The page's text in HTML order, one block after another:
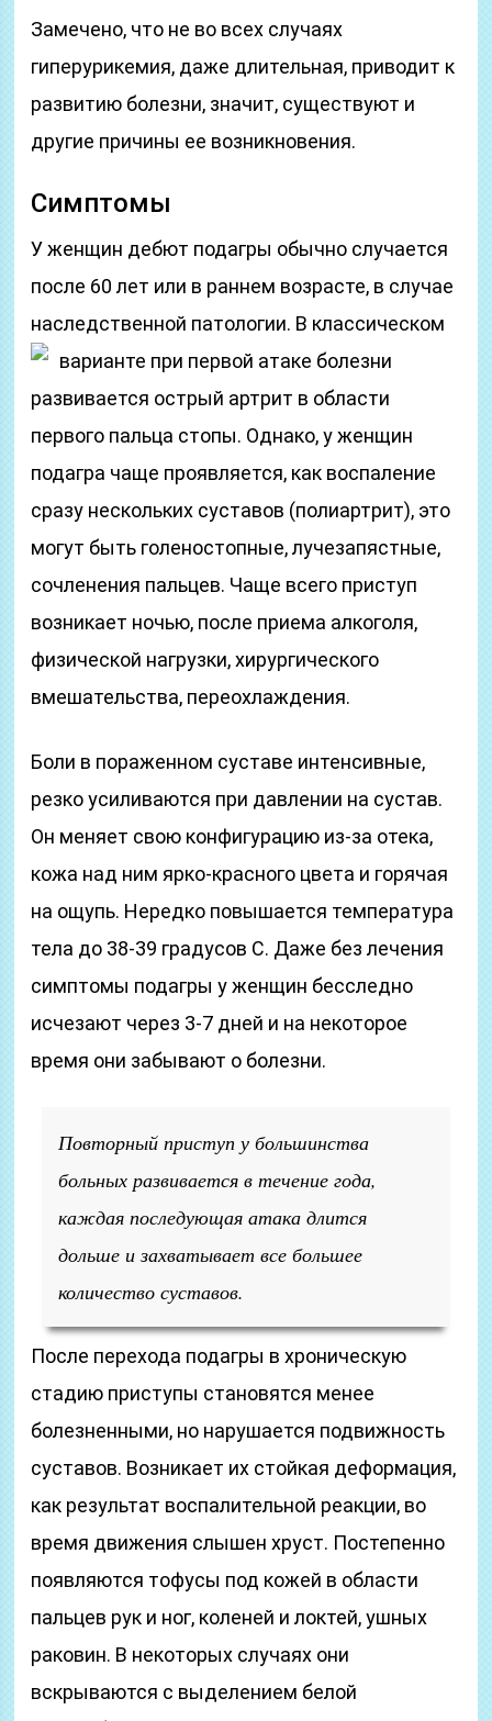
Замечено, что не во всех случаях
гиперурикемия, даже длительная, приводит к
развитию болезни, значит, существуют и
другие причины ее возникновения.
Симптомы
У женщин дебют подагры обычно случается
после 60 лет или в раннем возрасте, в случае
наследственной патологии. В классическом
варианте при первой атаке болезни
развивается острый артрит в области
первого пальца стопы. Однако, у женщин
подагра чаще проявляется, как воспаление
сразу нескольких суставов (полиартрит), это
могут быть голеностопные, лучезапястные,
сочленения пальцев. Чаще всего приступ
возникает ночью, после приема алкоголя,
физической нагрузки, хирургического
вмешательства, переохлаждения.
Боли в пораженном суставе интенсивные,
резко усиливаются при давлении на сустав.
Он меняет свою конфигурацию из-за отека,
кожа над ним ярко-красного цвета и горячая
на ощупь. Нередко повышается температура
тела до 38-39 градусов С. Даже без лечения
симптомы подагры у женщин бесследно
исчезают через 3-7 дней и на некоторое
время они забывают о болезни.
Повторный приступ у большинства
больных развивается в течение года,
каждая последующая атака длится
дольше и захватывает все большее
количество суставов.
После перехода подагры в хроническую
стадию приступы становятся менее
болезненными, но нарушается подвижность
суставов. Возникает их стойкая деформация,
как результат воспалительной реакции, во
время движения слышен хруст. Постепенно
появляются тофусы под кожей в области
пальцев рук и ног, коленей и локтей, ушных
раковин. В некоторых случаях они
вскрываются с выделением белой